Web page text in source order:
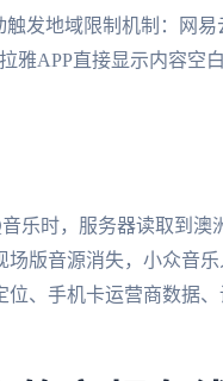
发地域限制机制：网
雅APP直接显示内容空
乐时，服务器读取到澳
版音源消失，小众音
、手机卡运营商数据、